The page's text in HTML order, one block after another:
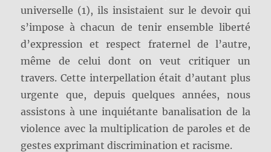
universelle (1), ils insistaient sur le devoir qui
s’impose à chacun de tenir ensemble liberté
d’expression et respect fraternel de l’autre,
même de celui dont on veut critiquer un
travers. Cette interpellation était d’autant plus
urgente que, depuis quelques années, nous
assistons à une inquiétante banalisation de la
violence avec la multiplication de paroles et de
gestes exprimant discrimination et racisme.